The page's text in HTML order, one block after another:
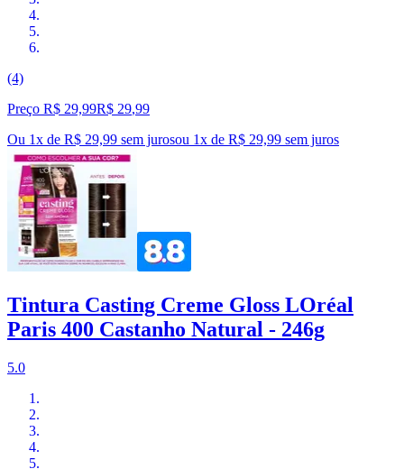
(4)
Preço R$ 29,99R$ 29,99
Ou 1x de R$ 29,99 sem jurosou 1x de R$ 29,99 sem juros
Tintura Casting Creme Gloss LOréal
Paris 400 Castanho Natural - 246g
5.0